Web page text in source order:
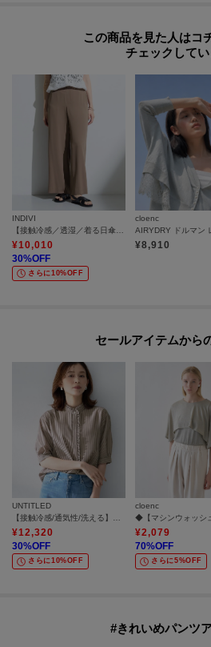
この商品を見た人はコ
チェックして
INDIVI
¥10,010
30%OFF
さらに10%OFF
cloenc
¥8,910
セールアイテムから
UNTITLED
【接触冷感/通気性/洗える】スタンドカラーフリルブラウス
¥12,320
30%OFF
さらに10%OFF
cloenc
¥2,079
70%OFF
さらに5%OFF
#きれいめパンツ